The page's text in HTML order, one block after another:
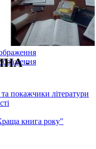
-
покажчики літератури
книга року"